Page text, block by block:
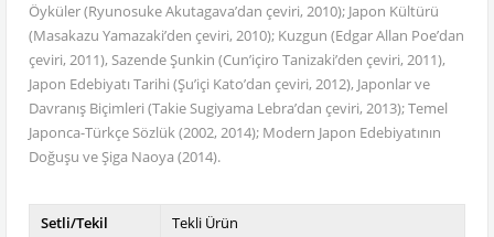
Öyküler (Ryunosuke Akutagava’dan çeviri, 2010); Japon Kültürü
(Masakazu Yamazaki’den çeviri, 2010); Kuzgun (Edgar Allan Poe’dan
çeviri, 2011), Sazende Şunkin (Cun’içiro Tanizaki’den çeviri, 2011),
Japon Edebiyatı Tarihi (Şu’içi Kato’dan çeviri, 2012), Japonlar ve
Davranış Biçimleri (Takie Sugiyama Lebra’dan çeviri, 2013); Temel
Japonca-Türkçe Sözlük (2002, 2014); Modern Japon Edebiyatının
Doğuşu ve Şiga Naoya (2014).
Setli/Tekil
Tekli Ürün